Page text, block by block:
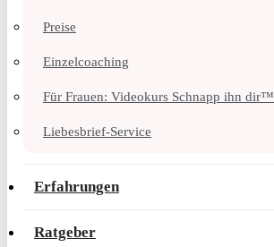
Preise
Einzelcoaching
Für Frauen: Videokurs Schnapp ihn dir™
Liebesbrief-Service
Erfahrungen
Ratgeber